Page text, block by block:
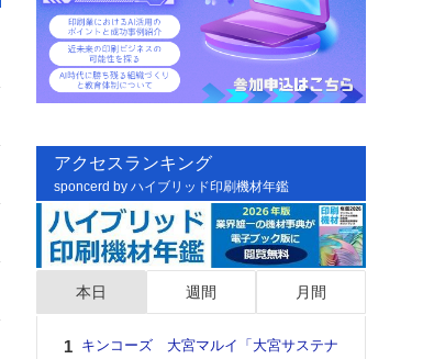
アクセスランキング
sponcerd by ハイブリッド印刷機材年鑑
本日 週間 月間
キンコーズ 大宮マルイ「大宮サステナ